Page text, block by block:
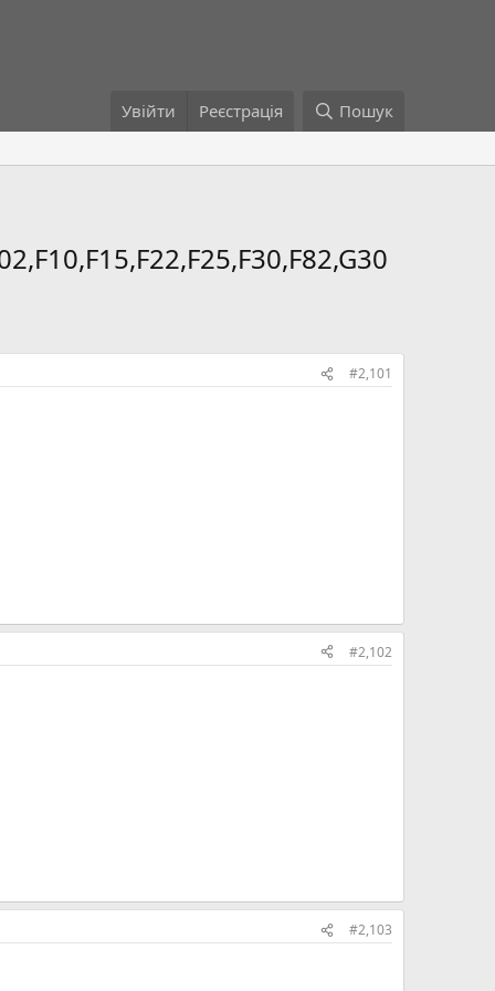
Увійти Реєстрація Пошук
#2,101
#2,102
#2,103